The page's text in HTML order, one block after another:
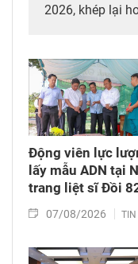
2026, khép lại
nước.
Động viên lực
lấy mẫu ADN tại
trang liệt sĩ Đồi
07/08/2026 TIN